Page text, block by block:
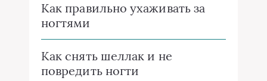
Как правильно ухаживать за
ногтями
Как снять шеллак и не
повредить ногти